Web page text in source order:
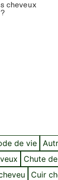
cheveux
de vie
Chute
Cuir